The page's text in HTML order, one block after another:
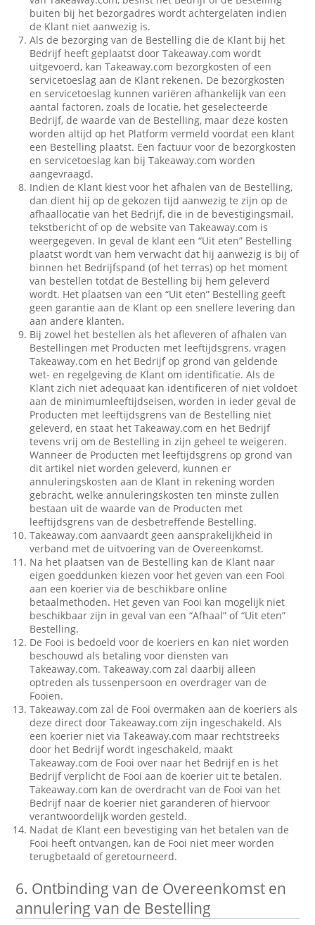
buiten bij het bezorgadres wordt achtergelaten indien
de Klant niet aanwezig is.
Als de bezorging van de Bestelling die de Klant bij het
Bedrijf heeft geplaatst door Takeaway.com wordt
uitgevoerd, kan Takeaway.com bezorgkosten of een
servicetoeslag aan de Klant rekenen. De bezorgkosten
en servicetoeslag kunnen variëren afhankelijk van een
aantal factoren, zoals de locatie, het geselecteerde
Bedrijf, de waarde van de Bestelling, maar deze kosten
worden altijd op het Platform vermeld voordat een klant
een Bestelling plaatst. Een factuur voor de bezorgkosten
en servicetoeslag kan bij Takeaway.com worden
aangevraagd.
Indien de Klant kiest voor het afhalen van de Bestelling,
dan dient hij op de gekozen tijd aanwezig te zijn op de
afhaallocatie van het Bedrijf, die in de bevestigingsmail,
tekstbericht of op de website van Takeaway.com is
weergegeven. In geval de klant een “Uit eten” Bestelling
plaatst wordt van hem verwacht dat hij aanwezig is bij of
binnen het Bedrijfspand (of het terras) op het moment
van bestellen totdat de Bestelling bij hem geleverd
wordt. Het plaatsen van een “Uit eten” Bestelling geeft
geen garantie aan de Klant op een snellere levering dan
aan andere klanten.
Bij zowel het bestellen als het afleveren of afhalen van
Bestellingen met Producten met leeftijdsgrens, vragen
Takeaway.com en het Bedrijf op grond van geldende
wet- en regelgeving de Klant om identificatie. Als de
Klant zich niet adequaat kan identificeren of niet voldoet
aan de minimumleeftijdseisen, worden in ieder geval de
Producten met leeftijdsgrens van de Bestelling niet
geleverd, en staat het Takeaway.com en het Bedrijf
tevens vrij om de Bestelling in zijn geheel te weigeren.
Wanneer de Producten met leeftijdsgrens op grond van
dit artikel niet worden geleverd, kunnen er
annuleringskosten aan de Klant in rekening worden
gebracht, welke annuleringskosten ten minste zullen
bestaan uit de waarde van de Producten met
leeftijdsgrens van de desbetreffende Bestelling.
Takeaway.com aanvaardt geen aansprakelijkheid in
verband met de uitvoering van de Overeenkomst.
Na het plaatsen van de Bestelling kan de Klant naar
eigen goeddunken kiezen voor het geven van een Fooi
aan een koerier via de beschikbare online
betaalmethoden. Het geven van Fooi kan mogelijk niet
beschikbaar zijn in geval van een “Afhaal” of “Uit eten”
Bestelling.
De Fooi is bedoeld voor de koeriers en kan niet worden
beschouwd als betaling voor diensten van
Takeaway.com. Takeaway.com zal daarbij alleen
optreden als tussenpersoon en overdrager van de
Fooien.
Takeaway.com zal de Fooi overmaken aan de koeriers als
deze direct door Takeaway.com zijn ingeschakeld. Als
een koerier niet via Takeaway.com maar rechtstreeks
door het Bedrijf wordt ingeschakeld, maakt
Takeaway.com de Fooi over naar het Bedrijf en is het
Bedrijf verplicht de Fooi aan de koerier uit te betalen.
Takeaway.com kan de overdracht van de Fooi van het
Bedrijf naar de koerier niet garanderen of hiervoor
verantwoordelijk worden gesteld.
Nadat de Klant een bevestiging van het betalen van de
Fooi heeft ontvangen, kan de Fooi niet meer worden
terugbetaald of geretourneerd.
6. Ontbinding van de Overeenkomst en
annulering van de Bestelling